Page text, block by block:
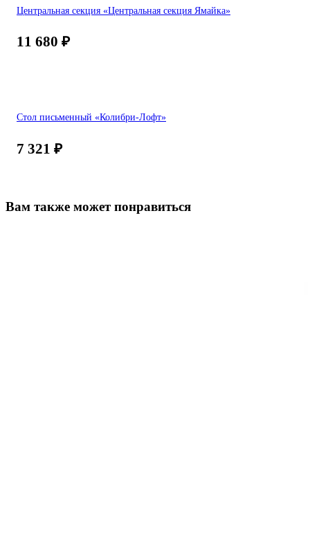
Центральная секция «Центральная секция Ямайка»
11 680 ₽
Стол письменный «Колибри-Лофт»
7 321 ₽
Вам также может понравиться